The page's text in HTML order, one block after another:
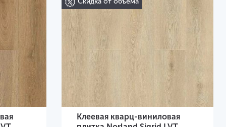
Клеевая кварц-виниловая